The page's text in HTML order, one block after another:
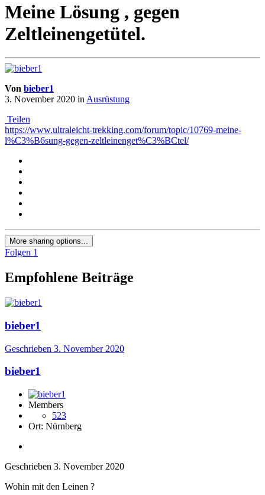
Meine Lösung , gegen
Zeltleinengetütel.
Von bieber1
3. November 2020 inAusrüstung
Teilen
https://www.ultraleicht-trekking.com/forum/topic/10769-meine-
l%C3%B6sung-gegen-zeltleinenget%C3%BCtel/
More sharing options...
Folgen 1
Empfohlene Beiträge
bieber1
Geschrieben 3. November 2020
bieber1
Members
523
Ort: Nürnberg
Geschrieben 3. November 2020
Wohin mit den Leinen ?